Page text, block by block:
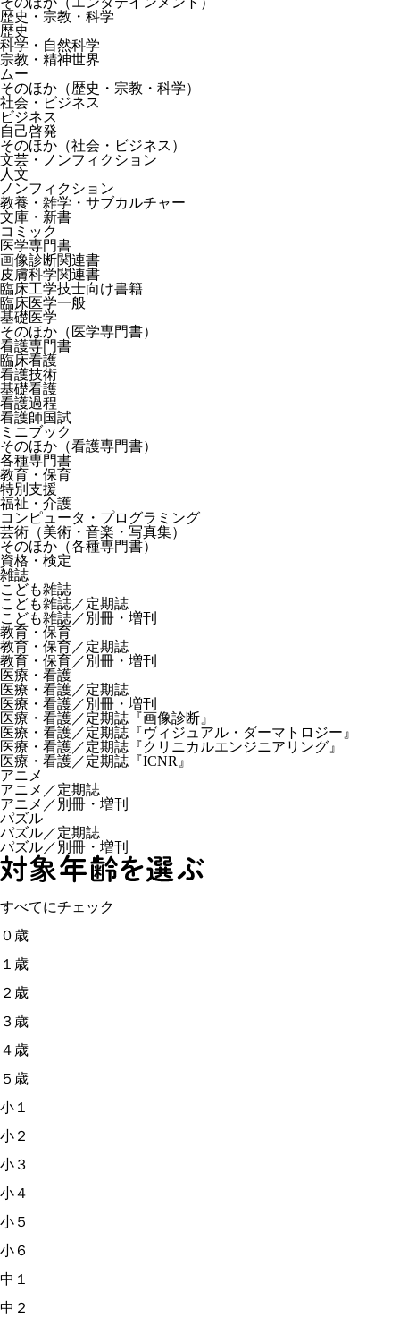
歴史・宗教・科学
歴史
科学・自然科学
宗教・精神世界
ムー
そのほか（歴史・宗教・科学）
社会・ビジネス
ビジネス
自己啓発
そのほか（社会・ビジネス）
文芸・ノンフィクション
人文
ノンフィクション
教養・雑学・サブカルチャー
文庫・新書
コミック
医学専門書
画像診断関連書
皮膚科学関連書
臨床工学技士向け書籍
臨床医学一般
基礎医学
そのほか（医学専門書）
看護専門書
臨床看護
看護技術
基礎看護
看護過程
看護師国試
ミニブック
そのほか（看護専門書）
各種専門書
教育・保育
特別支援
福祉・介護
コンピュータ・プログラミング
芸術（美術・音楽・写真集）
そのほか（各種専門書）
資格・検定
雑誌
こども雑誌
こども雑誌／定期誌
こども雑誌／別冊・増刊
教育・保育
教育・保育／定期誌
教育・保育／別冊・増刊
医療・看護
医療・看護／定期誌
医療・看護／別冊・増刊
医療・看護／定期誌『画像診断』
医療・看護／定期誌『ヴィジュアル・ダーマトロジー』
医療・看護／定期誌『クリニカルエンジニアリング』
医療・看護／定期誌『ICNR』
アニメ
アニメ／定期誌
アニメ／別冊・増刊
パズル
パズル／定期誌
パズル／別冊・増刊
すべてにチェック
０歳
１歳
２歳
３歳
４歳
５歳
小１
小２
小３
小４
小５
小６
中１
中２